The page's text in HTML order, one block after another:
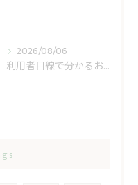
2026/08/06
利用者目線で分かるおうち工房たぐちの安心感